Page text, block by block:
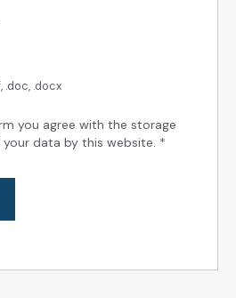
.doc, .docx
you agree with the storage
your data by this website. *